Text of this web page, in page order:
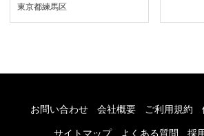
東京都練馬区
お問い合わせ 会社概要 ご利用規約
サイトマップ よくある質問 採